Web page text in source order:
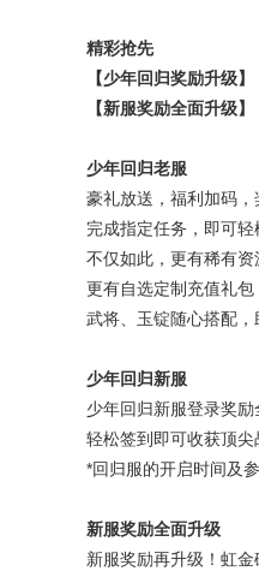
精彩抢先
【少年回归奖励升级】
【新服奖励全面升级】
少年回归老服
豪礼放送，福利加码，
完成指定任务，即可
不仅如此，更有稀有资
更有自选定制充值礼包
武将、玉锭随心搭配，
少年回归新服
少年回归新服登录奖
轻松签到即可收获顶尖
*回归服的开启时间及
新服奖励全面升级
新服奖励再升级！虹金